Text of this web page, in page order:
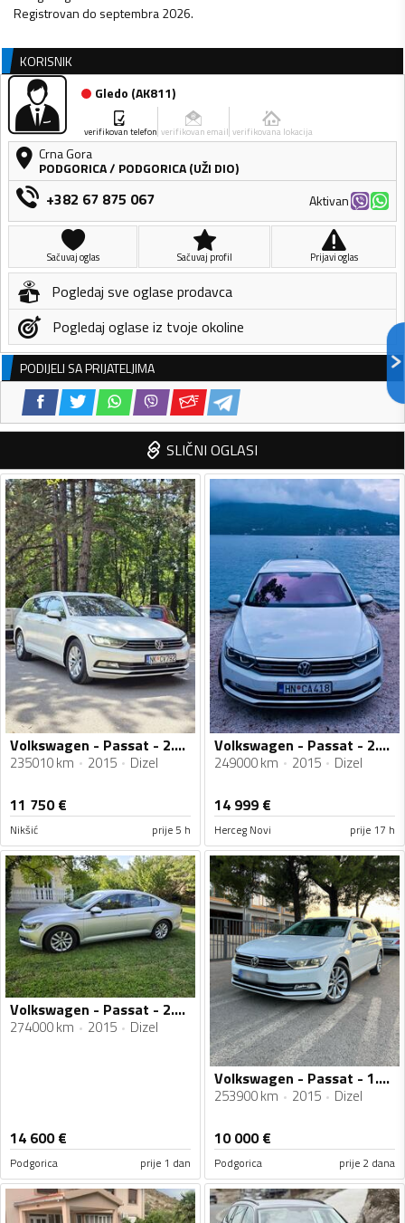
Registrovan do septembra 2026.
KORISNIK
Gledo (AK811)
verifikovan telefon verifikovan email verifikovana lokacija
Crna Gora
PODGORICA/ PODGORICA (UŽI DIO)
+382 67 875 067 Aktivan
Sačuvaj oglas Sačuvaj profil Prijavi oglas
Pogledaj sve oglase prodavca
Pogledaj oglase iz tvoje okoline
PODIJELI SA PRIJATELJIMA
SLIČNI OGLASI
Volkswagen - Passat - 2.0TDI, 150KS, original km
235010 km 2015 Dizel
11 750€
Nikšić prije 5 h
Volkswagen - Passat - 2.0 140kw 4motion
249000 km 2015 Dizel
14 999 €
Herceg Novi prije 17 h
Volkswagen - Passat - 2.0 diesel 150 hp
274000 km 2015 Dizel
14 600€
Podgorica prije 1 dan
Volkswagen - Passat - 1.6 Tdi
253900 km 2015 Dizel
10 000€
Podgorica prije 2 dana